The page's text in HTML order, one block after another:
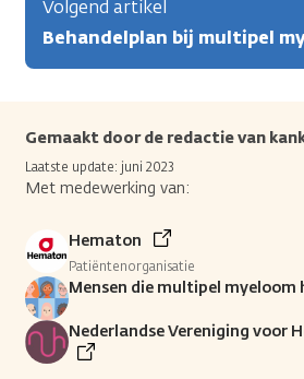
Volgend artikel
Behandelplan bij multipel
Gemaakt door de redactie van
Laatste update: juni 2023
Met medewerking van:
Hematon
Patiëntenorganisatie
Mensen die multipel myeloom
Nederlandse Vereniging voor